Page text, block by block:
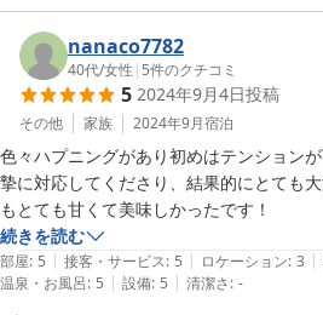
す。
おっしゃる通りよく穴場旅館とおっし
ても大阪の穴場温泉宿としてお客様に
れからも精進してまいります。
またのご来館を心よりお待ち申し上げま
2023-08-14
nanaco7782
40代/女性 | 5件のクチコミ
5 2024年9月4日投稿
その他 家族 2024年9月宿泊
色々ハプニングがあり初めはテンション
摯に対応してくださり、結果的にとても
もとても甘くて美味しかったです！
続きを読む
部屋: 5 | 接客・サービス: 5 | ロケーション: 3 |
温泉・お風呂: 5 | 設備: 5 | 清潔さ: -